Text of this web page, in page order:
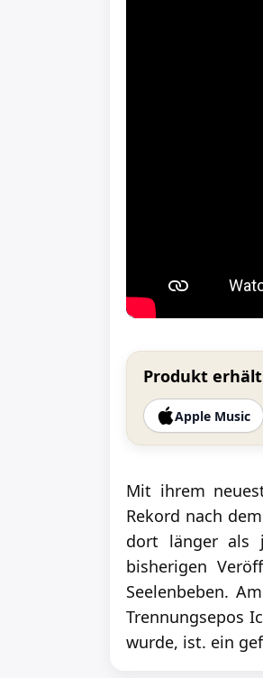
Produkt
Apple Music
Mit ihrem
Rekord nach
dort länger als
bisherigen
Seelenbeben.
Trennungsepos
wurde, ist. ein